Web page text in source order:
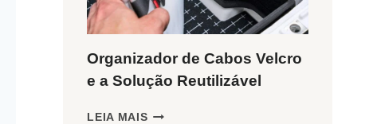
Organizador de Cabos Velcro
e a Solução Reutilizável
LEIA MAIS ORGANIZADOR